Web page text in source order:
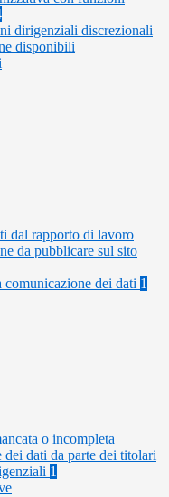
dirigenziali discrezionali
disponibili
dal rapporto di lavoro
da pubblicare sul sito
comunicazione dei dati 1
o incompleta
dei dati da parte dei titolari
1